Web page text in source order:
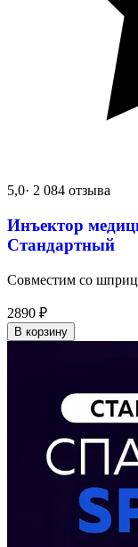
5,0· 2 084 отзыва
Инъектор
Стандартный
Совместим со
2890 ₽
В корзину